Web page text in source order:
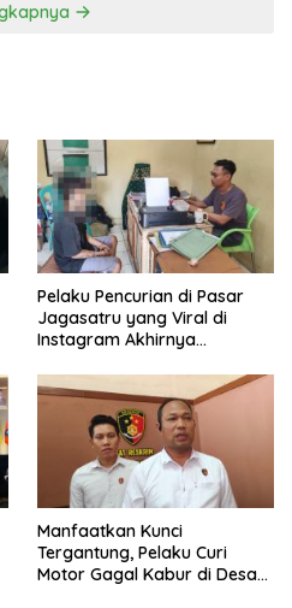
Pelaku Pencurian di Pasar
Jagasatru yang Viral di
Instagram Akhirnya
Manfaatkan Kunci
Tergantung, Pelaku Curi
Motor Gagal Kabur di Desa